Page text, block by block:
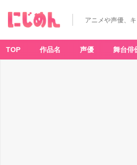
アニメや声優、
TOP 作品名 声優 舞台俳